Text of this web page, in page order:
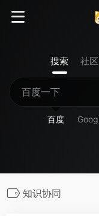
搜索 社区
百度
知识协同